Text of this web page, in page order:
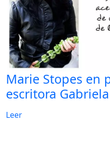
Marie Stopes en
escritora
Leer